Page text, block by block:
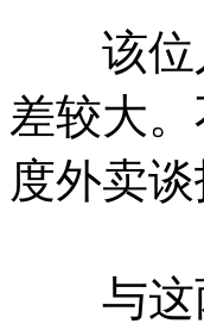
该位人
差较大
度外卖
与这两